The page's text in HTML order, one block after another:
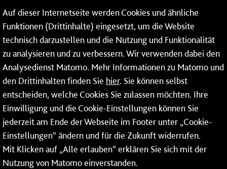
Kommunikations- und Sicherheitstechnik
Service
Mainzer Netze GmbH
Rheinallee 41
55118 Mainz
Tel.:06131 - 12 74 74
Auf dieser Internetseite werden Cookies und ähnliche
Funktionen (Drittinhalte) eingesetzt, um die Website
technisch darzustellen und die Nutzung und Funktionalität
zu analysieren und zu verbessern. Wir verwenden dabei den
Analysedienst Matomo. Mehr Informationen zu Matomo und
den Drittinhalten finden Sie hier. Sie können selbst
entscheiden, welche Cookies Sie zulassen möchten. Ihre
Einwilligung und die Cookie-Einstellungen können Sie
jederzeit am Ende der Webseite im Footer unter „Cookie-
Einstellungen“ ändern und für die Zukunft widerrufen.
Mit Klicken auf „Alle erlauben“ erklären Sie sich mit der
Nutzung von Matomo einverstanden.